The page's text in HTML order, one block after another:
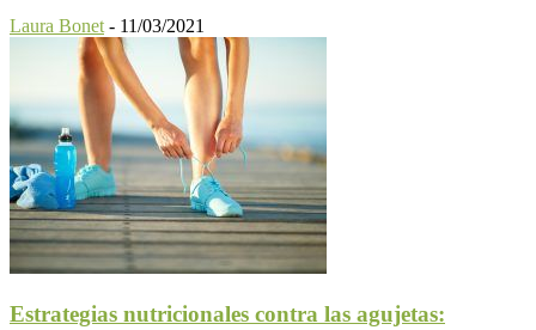
Laura Bonet - 11/03/2021
Estrategias nutricionales contra las agujetas: